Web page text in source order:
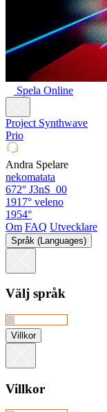
Spela Online
Project Synthwave
Prio
Andra Spelare
nekomatata
672° J3nS_00
1917° veleno
1954°
Om FAQ Utvecklare
Språk (Languages)
Välj språk
Villkor
Villkor